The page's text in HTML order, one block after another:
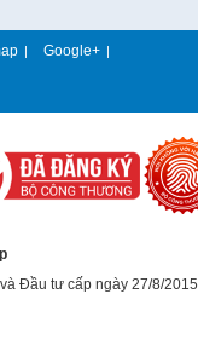
| Google+ |
Đầu tư cấp ngày 27/8/2015